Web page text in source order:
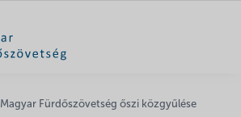
Magyar Fürdőszövetség őszi közgyűlése